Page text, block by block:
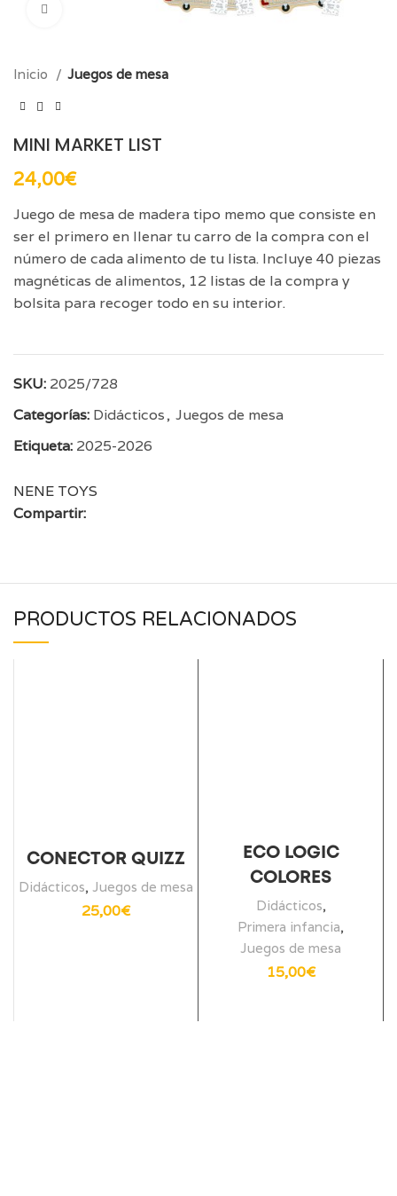
Click para aumentar
Inicio Juegos de mesa
MINI MARKET LIST
24,00€
Juego de mesa de madera tipo memo que consiste en
ser el primero en llenar tu carro de la compra con el
número de cada alimento de tu lista. Incluye 40 piezas
magnéticas de alimentos, 12 listas de la compra y
bolsita para recoger todo en su interior.
SKU: 2025/728
Categorías: Didácticos, Juegos de mesa
Etiqueta: 2025-2026
NENE TOYS
Compartir:
PRODUCTOS RELACIONADOS
CONECTOR QUIZZ
Didácticos, Juegos de mesa
25,00€
ECO LOGIC
COLORES
Didácticos,
Primera infancia,
Juegos de mesa
15,00€